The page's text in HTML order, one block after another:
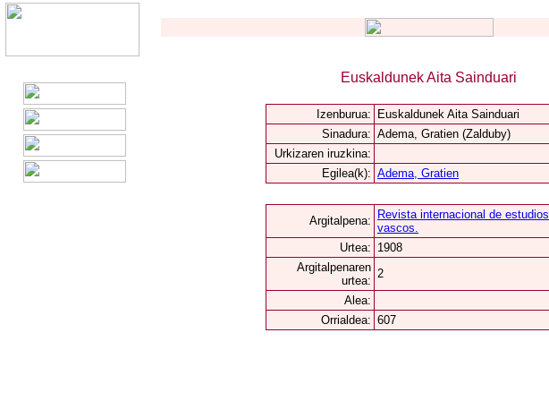
Euskaldunek Aita Sainduari
Izenburua:
Euskaldunek Aita Sainduari
Sinadura: Adema, Gratien (Zalduby)
Urkizaren iruzkina:
Egilea(k): Adema, Gratien
Argitalpena:
Revista internacional de estudios
vascos.
Urtea: 1908
Argitalpenaren
urtea:
2
Alea:
Orrialdea: 607